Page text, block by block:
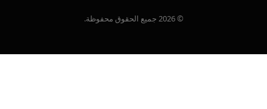
© 2026 جميع الحقوق محفوظة.